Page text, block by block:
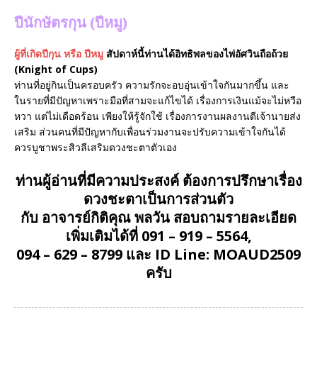
ปีนักษัตรกุน (ปีหมู)
ผู้ที่เกิดปีกุน หรือ ปีหมู สัปดาห์นี้ท่านได้อิทธิพลของไพ่อัศวินถือถ้วย
(Knight of Cups)
ท่านที่อยู่กินเป็นครอบครัว ความรักจะอบอุ่นเข้าใจกันมากขึ้น และ
ในรายที่มีปัญหาเพราะมือที่สามจะแก้ไขได้ เรื่องการเงินแม้จะไม่หวือ
หวา แต่ไม่เดือดร้อน เพียงให้รู้จักใช้ เรื่องการงานผลงานดีเจ้านายส่ง
เสริม ส่วนคนที่มีปัญหากับเพื่อนร่วมงานจะปรับความเข้าใจกันได้
ควรบูชาพระสิวลีเสริมดวงชะตาตัวเอง
ท่านผู้อ่านที่มีความประสงค์ ต้องการปรึกษาเรื่อง
ดวงชะตาเป็นการส่วนตัว
กับ อาจารย์กิติคุณ พลวัน สอบถามรายละเอียด
เพิ่มเติมได้ที่ 091 – 919 – 5564,
094 – 629 – 8799 และ ID Line: MOAUD2509
ครับ